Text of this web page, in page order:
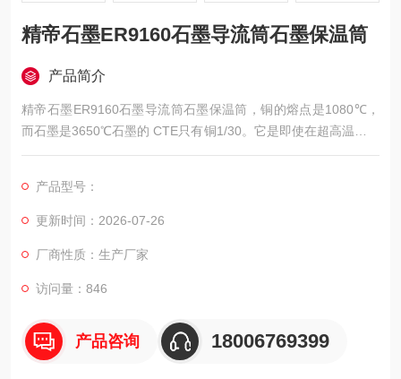
精帝石墨ER9160石墨导流筒石墨保温筒
产品简介
精帝石墨ER9160石墨导流筒石墨保温筒，铜的熔点是1080℃，
而石墨是3650℃石墨的 CTE只有铜1/30。它是即使在超高温的情
况下性能也非常稳定。即便在铂电极的加工中，石墨电极也有明
产品型号：
更新时间：2026-07-26
厂商性质：生产厂家
访问量：846
产品咨询 18006769399